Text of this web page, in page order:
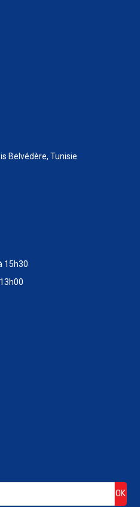
Belvédère, Tunisie
15h30
OK